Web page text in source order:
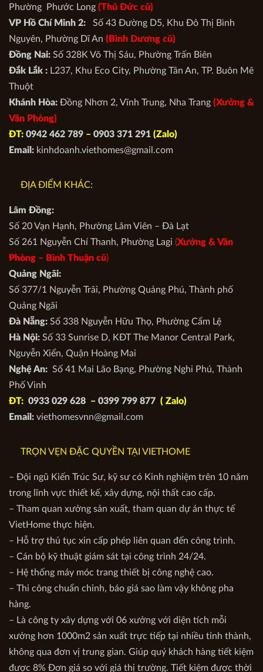
Phường Phước Long (Thủ Đức cũ)
VP Hồ Chí Minh 2: Số 43 Đường D5, Khu Đô Thị Bình
Nguyên, Phường Dĩ An (Bình Dương cũ)
Đồng Nai: Số 328K Võ Thị Sáu, Phường Trấn Biên
Đắk Lắk : L237, Khu Eco City, Phường Tân An, TP. Buôn Mê
Thuột
Khánh Hòa: Đồng Nhơn 2, Vĩnh Trung, Nha Trang (Xưởng &
Văn Phòng)
ĐT: 0942 462 789 – 0903 371 291 (Zalo)
Email: kinhdoanh.viethomes@gmail.com
ĐỊA ĐIỂM KHÁC:
Lâm Đồng:
Số 20 Vạn Hạnh, Phường Lâm Viên – Đà Lạt
Số 261 Nguyễn Chí Thanh, Phường Lagi (Xưởng & Văn
Phòng – Bình Thuận cũ)
Quảng Ngãi:
Số 377/1 Nguyễn Trãi, Phường Quảng Phú, Thành phố
Quảng Ngãi
Đà Nẵng: Số 338 Nguyễn Hữu Thọ, Phường Cẩm Lệ
Hà Nội: Số 33 Sunrise D, KĐT The Manor Central Park,
Nguyễn Xiển, Quận Hoàng Mai
Nghệ An: Số 41 Mai Lão Bạng, Phường Nghi Phú, Thành
Phố Vinh
ĐT: 0933 029 628 – 0399 799 877 ( Zalo)
Email: viethomesvnn@gmail.com
TRỌN VẸN ĐẶC QUYỀN TẠI VIETHOME
– Đội ngũ Kiến Trúc Sư, kỹ sư có Kinh nghiệm trên 10 năm
trong lĩnh vực thiết kế, xây dựng, nội thất cao cấp.
– Tham quan xưởng sản xuất, tham quan dự án thực tế
VietHome thực hiện.
– Hỗ trợ thủ tục xin cấp phép liên quan đến công trình.
– Cán bộ kỹ thuật giám sát tại công trình 24/24.
– Hệ thống máy móc trang thiết bị công nghệ cao.
– Thi công chuẩn chỉnh, báo giá sao làm vậy không pha
hàng.
– Là công ty xây dựng với 06 xưởng với diện tích mỗi
xưởng hơn 1000m2 sản xuất trực tiếp tại nhiều tỉnh thành,
không qua đơn vị trung gian. Giúp quý khách hàng tiết kiệm
được 8% Đơn giá so với giá thị trường. Tiết kiệm được thời